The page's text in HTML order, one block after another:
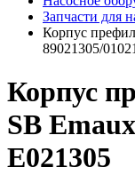
Запчасти для
Корпус
89021305/
Корпус
SB
Е021305